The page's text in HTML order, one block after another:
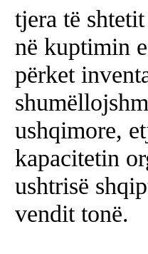
tjera të
në kuptimin
përket
ushqimore,
kapacitetin
ushtrisë
vendit tonë.